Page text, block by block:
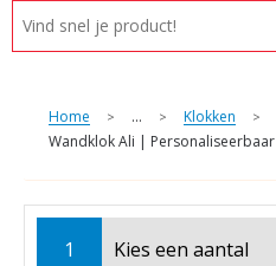
Home > ... > Klokken >
Wandklok Ali | Personaliseerbaar
1 Kies een aantal